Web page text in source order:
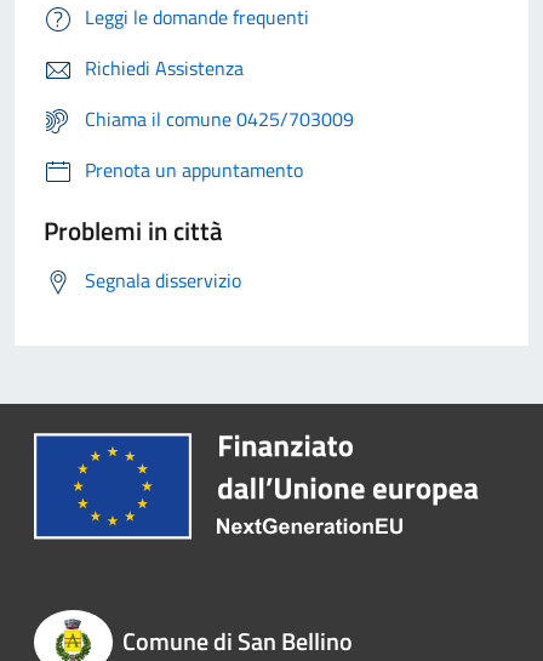
Leggi le domande frequenti
Richiedi Assistenza
Chiama il comune 0425/703009
Prenota un appuntamento
Problemi in città
Segnala disservizio
Comune di San Bellino